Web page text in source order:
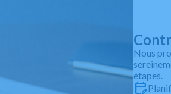
Nous
étapes.